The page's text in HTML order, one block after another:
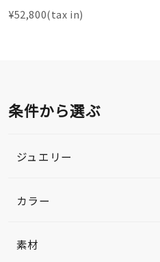
¥52,800(tax in)
条件から選ぶ
ジュエリー
カラー
素材